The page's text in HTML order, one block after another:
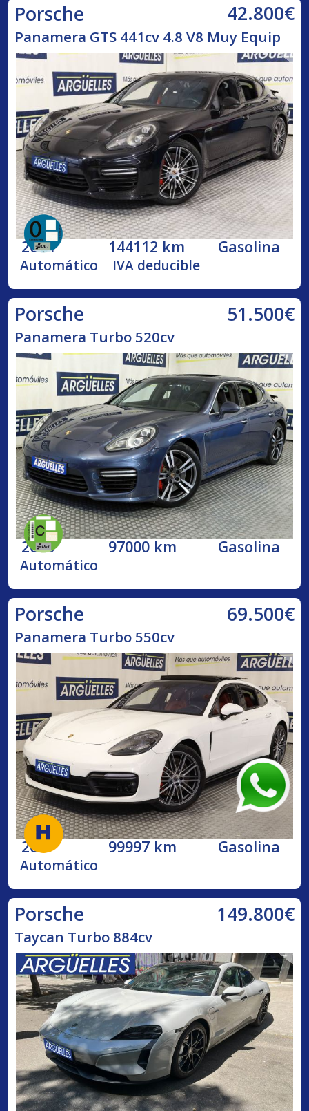
Porsche 42.800€
Panamera GTS 441cv 4.8 V8 Muy Equip
2014 144112 km Gasolina
Automático IVA deducible
Porsche 51.500€
Panamera Turbo 520cv
2015 97000 km Gasolina
Automático
Porsche 69.500€
Panamera Turbo 550cv
2017 99997 km Gasolina
Automático
Porsche 149.800€
Taycan Turbo 884cv